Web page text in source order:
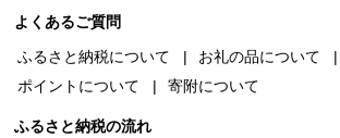
よくあるご質問
ふるさと納税について
お礼の品について
ポイントについて
寄附について
ふるさと納税の流れ